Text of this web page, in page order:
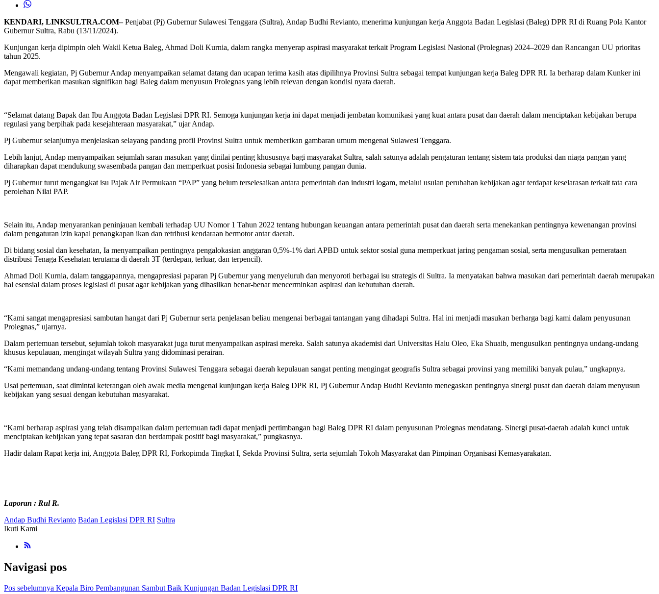
KENDARI, LINKSULTRA.COM–Penjabat (Pj) Gubernur Sulawesi Tenggara (Sultra), Andap Budhi Revianto, menerima kunjungan kerja Anggota Badan Legislasi (Baleg) DPR RI di Ruang Pola Kantor
Gubernur Sultra, Rabu (13/11/2024).
Kunjungan kerja dipimpin oleh Wakil Ketua Baleg, Ahmad Doli Kurnia, dalam rangka menyerap aspirasi masyarakat terkait Program Legislasi Nasional (Prolegnas) 2024–2029 dan Rancangan UU prioritas
tahun 2025.
Mengawali kegiatan, Pj Gubernur Andap menyampaikan selamat datang dan ucapan terima kasih atas dipilihnya Provinsi Sultra sebagai tempat kunjungan kerja Baleg DPR RI. Ia berharap dalam Kunker ini
dapat memberikan masukan signifikan bagi Baleg dalam menyusun Prolegnas yang lebih relevan dengan kondisi nyata daerah.
“Selamat datang Bapak dan Ibu Anggota Badan Legislasi DPR RI. Semoga kunjungan kerja ini dapat menjadi jembatan komunikasi yang kuat antara pusat dan daerah dalam menciptakan kebijakan berupa
regulasi yang berpihak pada kesejahteraan masyarakat,” ujar Andap.
Pj Gubernur selanjutnya menjelaskan selayang pandang profil Provinsi Sultra untuk memberikan gambaran umum mengenai Sulawesi Tenggara.
Lebih lanjut, Andap menyampaikan sejumlah saran masukan yang dinilai penting khususnya bagi masyarakat Sultra, salah satunya adalah pengaturan tentang sistem tata produksi dan niaga pangan yang
diharapkan dapat mendukung swasembada pangan dan memperkuat posisi Indonesia sebagai lumbung pangan dunia.
Pj Gubernur turut mengangkat isu Pajak Air Permukaan “PAP” yang belum terselesaikan antara pemerintah dan industri logam, melalui usulan perubahan kebijakan agar terdapat keselarasan terkait tata cara
perolehan Nilai PAP.
Selain itu, Andap menyarankan peninjauan kembali terhadap UU Nomor 1 Tahun 2022 tentang hubungan keuangan antara pemerintah pusat dan daerah serta menekankan pentingnya kewenangan provinsi
dalam pengaturan izin kapal penangkapan ikan dan retribusi kendaraan bermotor antar daerah.
Di bidang sosial dan kesehatan, Ia menyampaikan pentingnya pengalokasian anggaran 0,5%-1% dari APBD untuk sektor sosial guna memperkuat jaring pengaman sosial, serta mengusulkan pemerataan
distribusi Tenaga Kesehatan terutama di daerah 3T (terdepan, terluar, dan terpencil).
Ahmad Doli Kurnia, dalam tanggapannya, mengapresiasi paparan Pj Gubernur yang menyeluruh dan menyoroti berbagai isu strategis di Sultra. Ia menyatakan bahwa masukan dari pemerintah daerah merupakan
hal esensial dalam proses legislasi di pusat agar kebijakan yang dihasilkan benar-benar mencerminkan aspirasi dan kebutuhan daerah.
“Kami sangat mengapresiasi sambutan hangat dari Pj Gubernur serta penjelasan beliau mengenai berbagai tantangan yang dihadapi Sultra. Hal ini menjadi masukan berharga bagi kami dalam penyusunan
Prolegnas,” ujarnya.
Dalam pertemuan tersebut, sejumlah tokoh masyarakat juga turut menyampaikan aspirasi mereka. Salah satunya akademisi dari Universitas Halu Oleo, Eka Shuaib, mengusulkan pentingnya undang-undang
khusus kepulauan, mengingat wilayah Sultra yang didominasi perairan.
“Kami memandang undang-undang tentang Provinsi Sulawesi Tenggara sebagai daerah kepulauan sangat penting mengingat geografis Sultra sebagai provinsi yang memiliki banyak pulau,” ungkapnya.
Usai pertemuan, saat dimintai keterangan oleh awak media mengenai kunjungan kerja Baleg DPR RI, Pj Gubernur Andap Budhi Revianto menegaskan pentingnya sinergi pusat dan daerah dalam menyusun
kebijakan yang sesuai dengan kebutuhan masyarakat.
“Kami berharap aspirasi yang telah disampaikan dalam pertemuan tadi dapat menjadi pertimbangan bagi Baleg DPR RI dalam penyusunan Prolegnas mendatang. Sinergi pusat-daerah adalah kunci untuk
menciptakan kebijakan yang tepat sasaran dan berdampak positif bagi masyarakat,” pungkasnya.
Hadir dalam Rapat kerja ini, Anggota Baleg DPR RI, Forkopimda Tingkat I, Sekda Provinsi Sultra, serta sejumlah Tokoh Masyarakat dan Pimpinan Organisasi Kemasyarakatan.
Laporan : Rul R.
Andap Budhi Revianto Badan Legislasi DPR RI Sultra
Ikuti Kami
Navigasi pos
Pos sebelumnya Kepala Biro Pembangunan Sambut Baik Kunjungan Badan Legislasi DPR RI